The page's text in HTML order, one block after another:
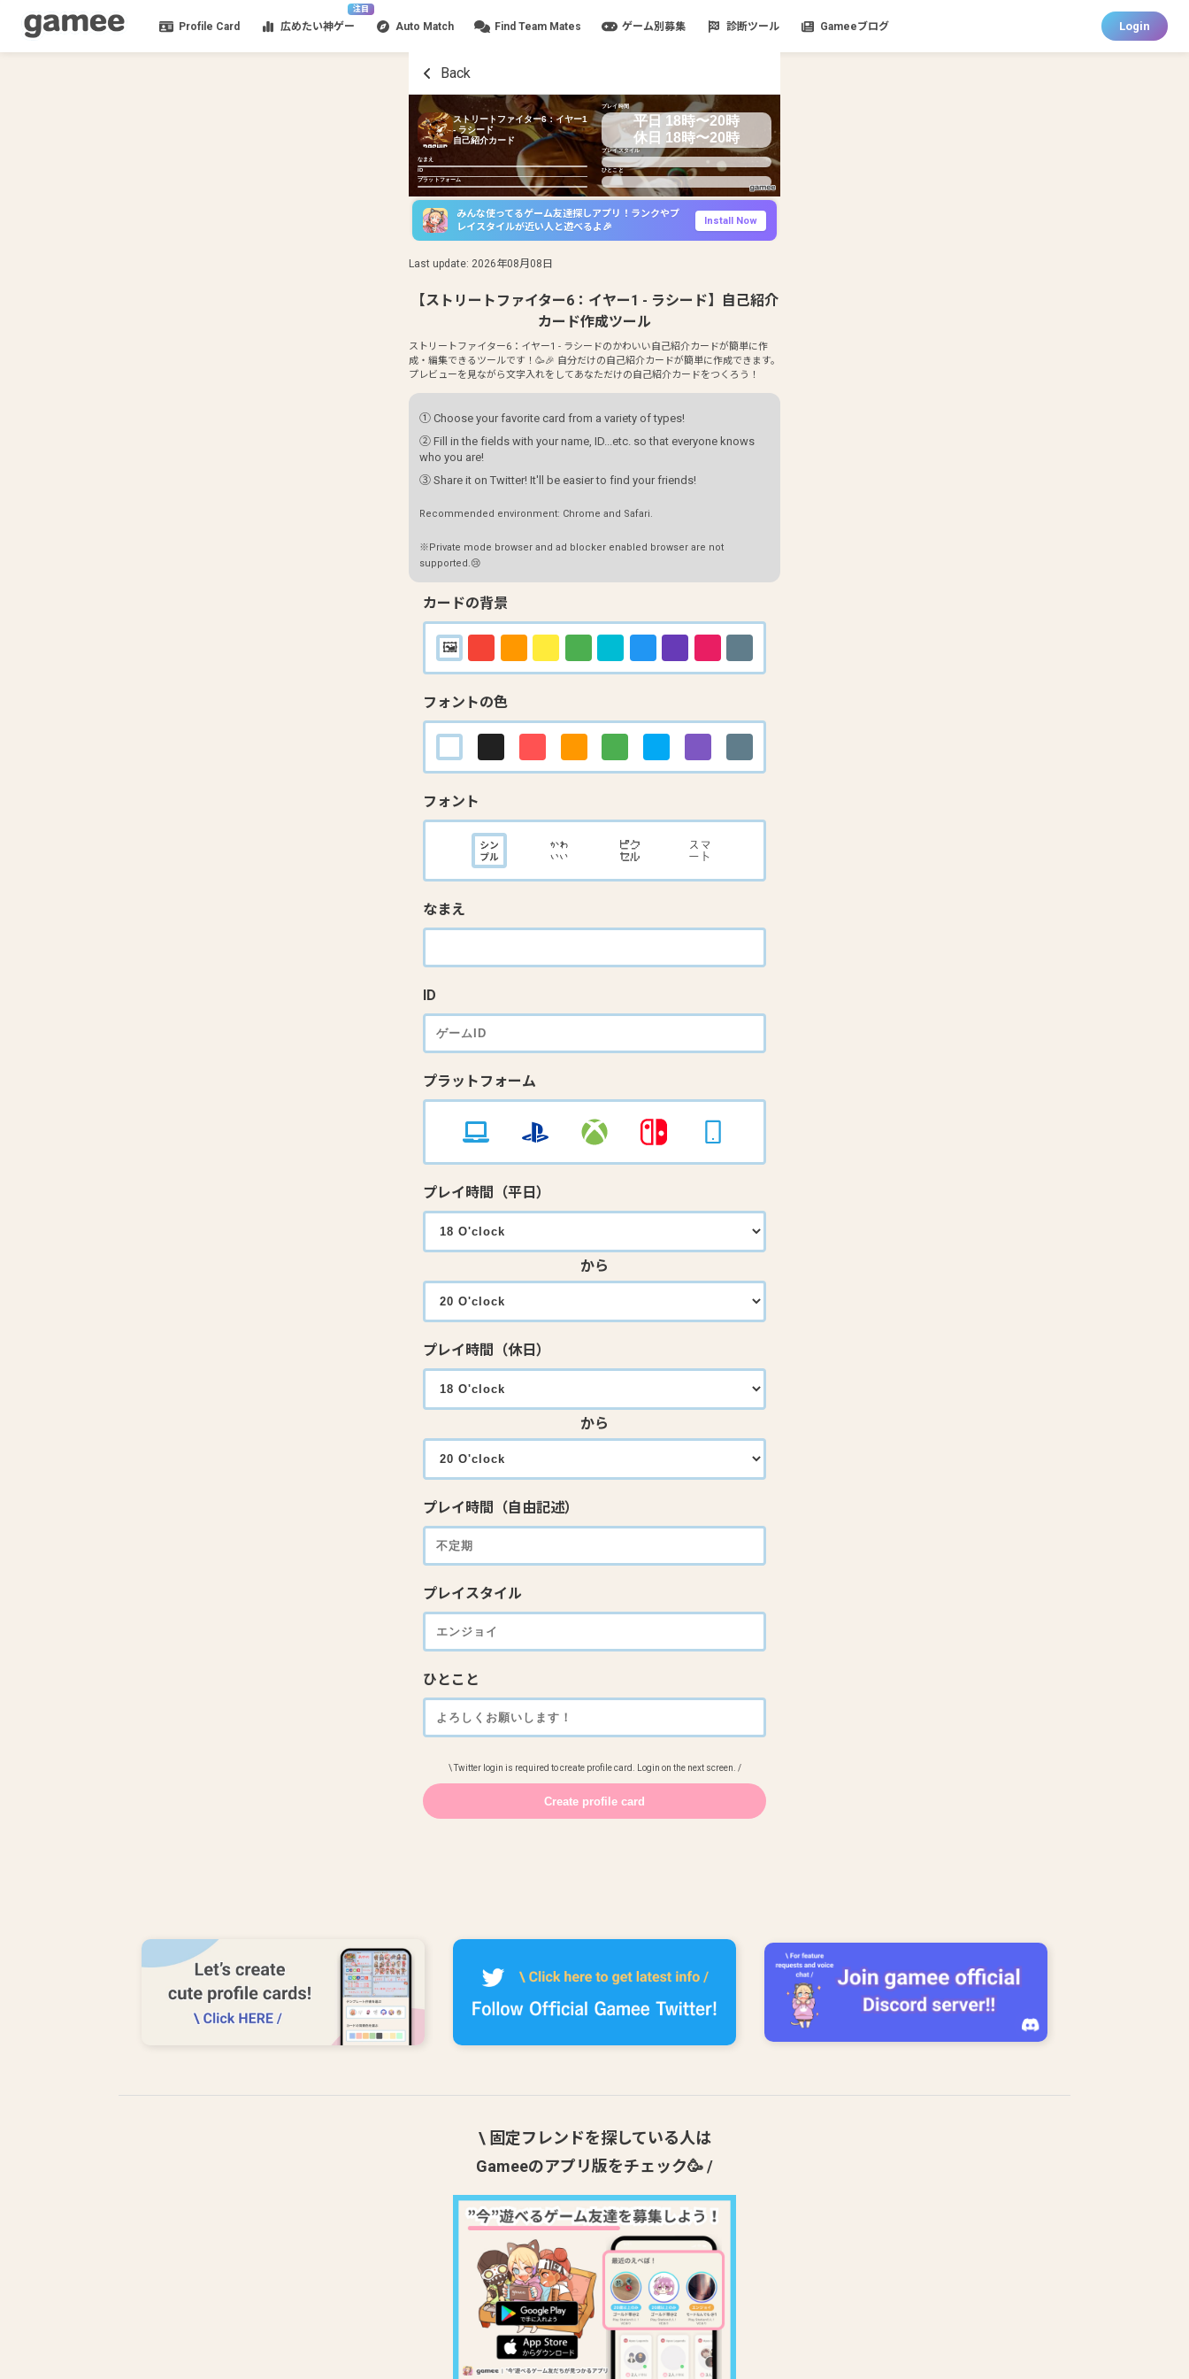
Profile Card
注目
広めたい神ゲー Auto Match Find Team Mates ゲーム別募集 診断ツール Gameeブログ Login
Back
ストリートファイター6：イヤー1
- ラシード
自己紹介カード
なまえ
ID
プラットフォーム
プレイ時間
平日 18時〜20時
休日 18時〜20時
プレイスタイル
ひとこと
みんな使ってるゲーム友達探しアプリ！ランクやプ
レイスタイルが近い人と遊べるよ🎉
Install Now
Last update: 2026年08月08日
【ストリートファイター6：イヤー1 - ラシード】自己紹介
カード作成ツール
ストリートファイター6：イヤー1 - ラシードのかわいい自己紹介カードが簡単に作
成・編集できるツールです！🥳🎉 自分だけの自己紹介カードが簡単に作成できます。
プレビューを見ながら文字入れをしてあなただけの自己紹介カードをつくろう！
① Choose your favorite card from a variety of types!
② Fill in the fields with your name, ID...etc. so that everyone knows
who you are!
③ Share it on Twitter! It'll be easier to find your friends!
Recommended environment: Chrome and Safari.
※Private mode browser and ad blocker enabled browser are not
supported.😢
カードの背景
フォントの色
フォント
なまえ
ID
プラットフォーム
プレイ時間（平日）
から
プレイ時間（休日）
から
プレイ時間（自由記述）
プレイスタイル
ひとこと
\ Twitter login is required to create profile card. Login on the next screen. /
\ 固定フレンドを探している人は
Gameeのアプリ版をチェック🥳 /